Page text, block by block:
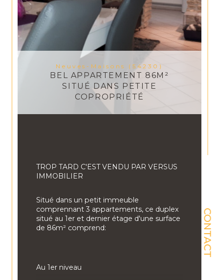
CONTACT
Neuves-Maisons (54230)
BEL APPARTEMENT 86M²
SITUÉ DANS PETITE
COPROPRIÉTÉ
TROP TARD C'EST VENDU PAR VERSUS
IMMOBILIER
Situé dans un petit immeuble
comprennant 3 appartements, ce duplex
situé au 1er et dernier étage d'une surface
de 86m² comprend:
Au 1er niveau